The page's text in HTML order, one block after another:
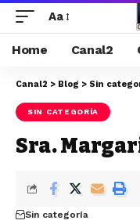
Aa
Home Canal2
Canal2 > Blog > Sin
SIN CATEGORÍA
Sra.
Sin categoría